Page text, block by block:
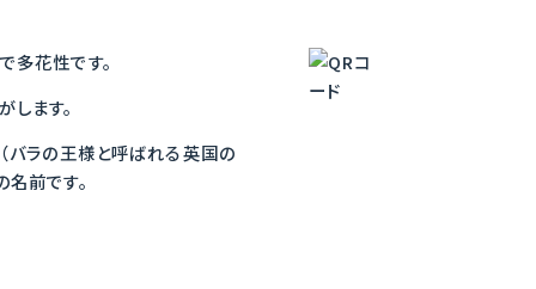
多花性です。
ます。
バラの王様と呼ばれる英国の
前です。